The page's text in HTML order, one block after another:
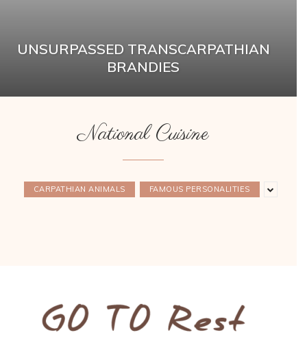
UNSURPASSED TRANSCARPATHIAN
BRANDIES
National Cuisine
CARPATHIAN ANIMALS FAMOUS PERSONALITIES